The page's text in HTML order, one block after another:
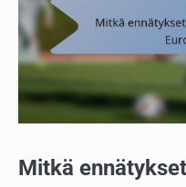
Mitkä